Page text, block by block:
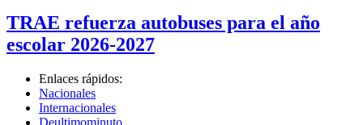
TRAE refuerza autobuses para el año
escolar 2026-2027
Enlaces rápidos:
Nacionales
Internacionales
Deultimominuto